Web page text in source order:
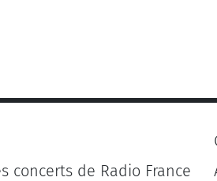
concerts de Radio France